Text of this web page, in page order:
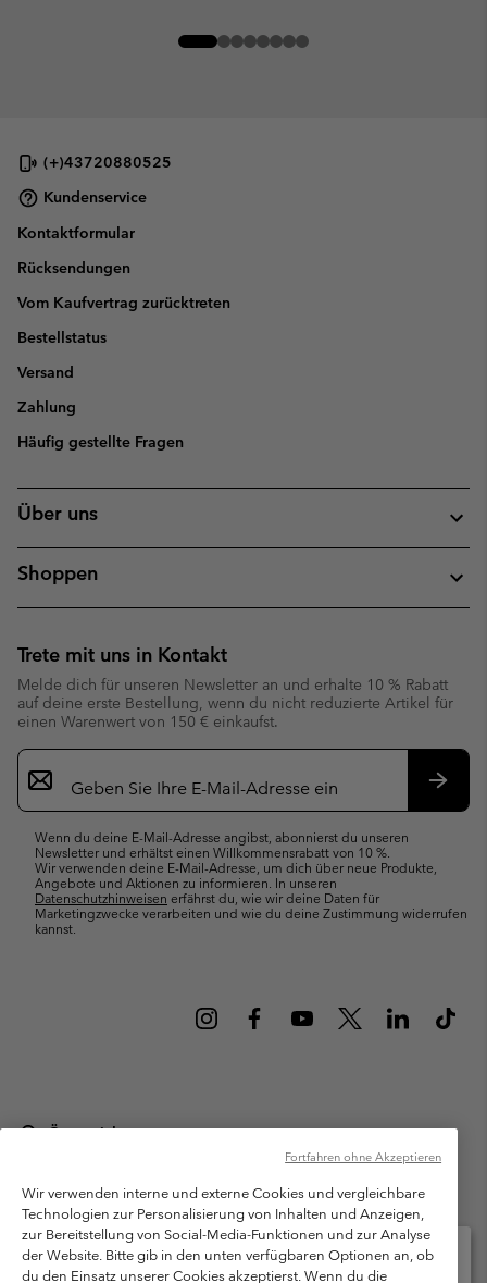
(+)43720880525
Kundenservice
Kontaktformular
Rücksendungen
Vom Kaufvertrag zurücktreten
Bestellstatus
Versand
Zahlung
Häufig gestellte Fragen
Über uns
Shoppen
Trete mit uns in Kontakt
Melde dich für unseren Newsletter an und erhalte 10 % Rabatt
auf deine erste Bestellung, wenn du nicht reduzierte Artikel für
einen Warenwert von 150 € einkaufst.
Newsletter-
Anmeldung
Wenn du deine E-Mail-Adresse angibst, abonnierst du unseren
Newsletter und erhältst einen Willkommensrabatt von 10 %.
Wir verwenden deine E-Mail-Adresse, um dich über neue Produkte,
Angebote und Aktionen zu informieren. In unseren
Datenschutzhinweisen erfährst du, wie wir deine Daten für
Marketingzwecke verarbeiten und wie du deine Zustimmung widerrufen
kannst.
Österreich
Columbia Sportswear Austria GmbH. Moosfeldstraße 1, 5101
Bergheim, Salzburg Österreich. Alle Rechte vorbehalten.
Nutzungsbedingungen
Allgemeine Verkaufsbedingungen
Garantie
Datenschutzerklärung
Wir verwenden interne und externe Cookies und vergleichbare
Technologien zur Personalisierung von Inhalten und Anzeigen,
zur Bereitstellung von Social-Media-Funktionen und zur Analyse
der Website. Bitte gib in den unten verfügbaren Optionen an, ob
du den Einsatz unserer Cookies akzeptierst. Wenn du die
Fortfahren ohne Akzeptieren